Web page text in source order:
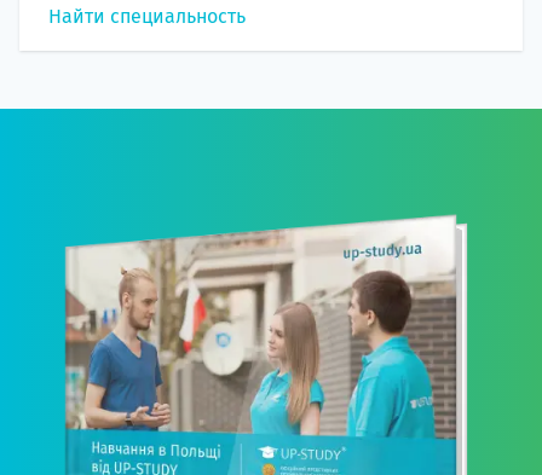
Найти специальность